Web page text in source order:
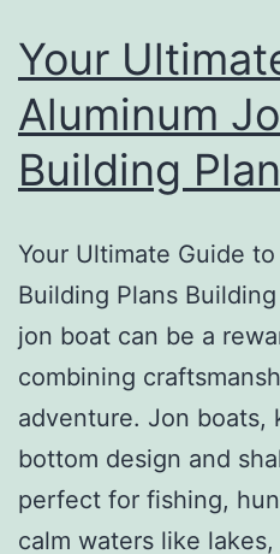
Your
Aluminum
Building
Your Ultimate Guide
Building Plans
jon boat can be a
combining
adventure. Jon
bottom design and
perfect for fishing,
calm waters like